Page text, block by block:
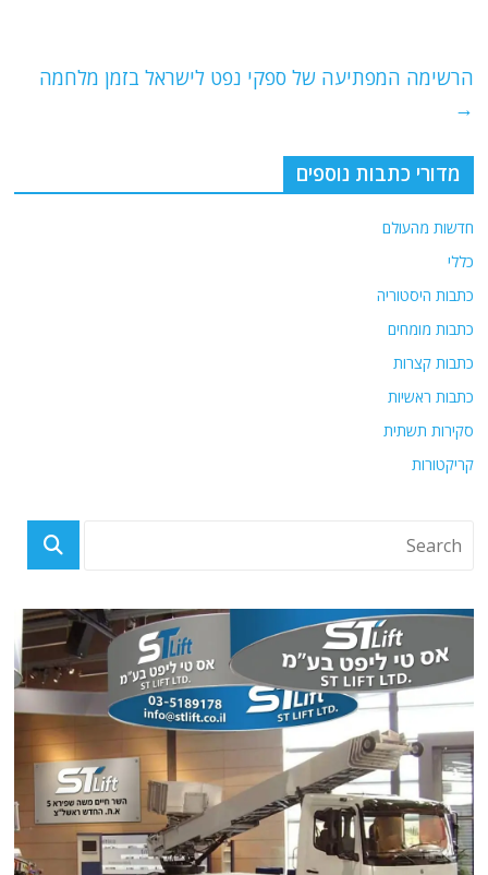
k
הרשימה המפתיעה של ספקי נפט לישראל בזמן מלחמה
→
מדורי כתבות נוספים
חדשות מהעולם
כללי
כתבות היסטוריה
כתבות מומחים
כתבות קצרות
כתבות ראשיות
סקירות תשתית
קריקטורות